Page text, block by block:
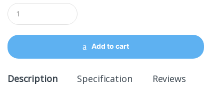
Q
u
a
t
i
Add to cart
Description Specification Reviews